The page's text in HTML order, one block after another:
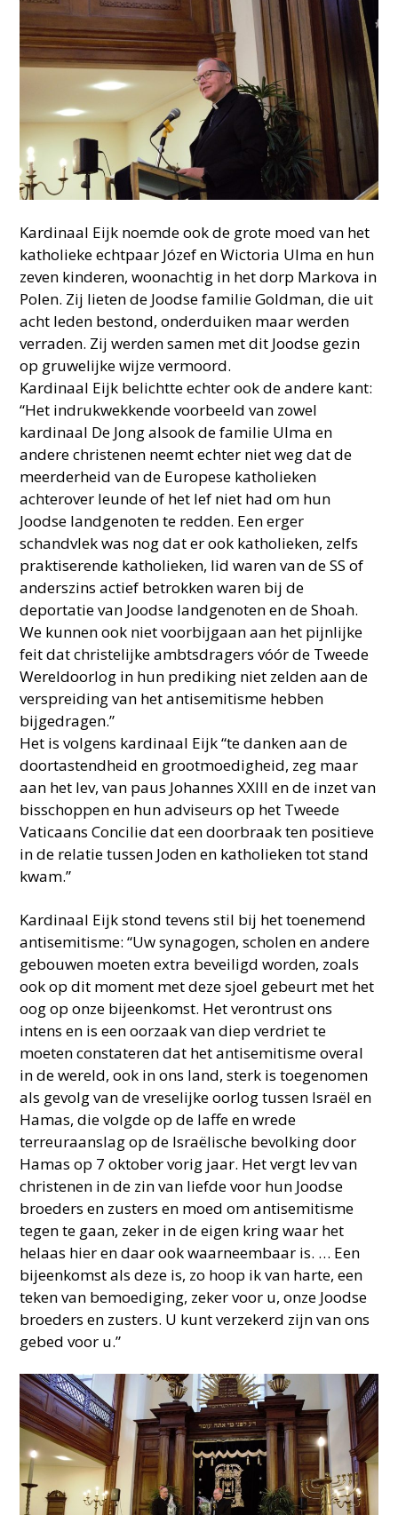
Kardinaal Eijk noemde ook de grote moed van het
katholieke echtpaar Józef en Wictoria Ulma en hun
zeven kinderen, woonachtig in het dorp Markova in
Polen. Zij lieten de Joodse familie Goldman, die uit
acht leden bestond, onderduiken maar werden
verraden. Zij werden samen met dit Joodse gezin
op gruwelijke wijze vermoord.
Kardinaal Eijk belichtte echter ook de andere kant:
“Het indrukwekkende voorbeeld van zowel
kardinaal De Jong alsook de familie Ulma en
andere christenen neemt echter niet weg dat de
meerderheid van de Europese katholieken
achterover leunde of het lef niet had om hun
Joodse landgenoten te redden. Een erger
schandvlek was nog dat er ook katholieken, zelfs
praktiserende katholieken, lid waren van de SS of
anderszins actief betrokken waren bij de
deportatie van Joodse landgenoten en de Shoah.
We kunnen ook niet voorbijgaan aan het pijnlijke
feit dat christelijke ambtsdragers vóór de Tweede
Wereldoorlog in hun prediking niet zelden aan de
verspreiding van het antisemitisme hebben
bijgedragen.”
Het is volgens kardinaal Eijk “te danken aan de
doortastendheid en grootmoedigheid, zeg maar
aan het lev, van paus Johannes XXIII en de inzet van
bisschoppen en hun adviseurs op het Tweede
Vaticaans Concilie dat een doorbraak ten positieve
in de relatie tussen Joden en katholieken tot stand
kwam.”
Kardinaal Eijk stond tevens stil bij het toenemend
antisemitisme: “Uw synagogen, scholen en andere
gebouwen moeten extra beveiligd worden, zoals
ook op dit moment met deze sjoel gebeurt met het
oog op onze bijeenkomst. Het verontrust ons
intens en is een oorzaak van diep verdriet te
moeten constateren dat het antisemitisme overal
in de wereld, ook in ons land, sterk is toegenomen
als gevolg van de vreselijke oorlog tussen Israël en
Hamas, die volgde op de laffe en wrede
terreuraanslag op de Israëlische bevolking door
Hamas op 7 oktober vorig jaar. Het vergt lev van
christenen in de zin van liefde voor hun Joodse
broeders en zusters en moed om antisemitisme
tegen te gaan, zeker in de eigen kring waar het
helaas hier en daar ook waarneembaar is. … Een
bijeenkomst als deze is, zo hoop ik van harte, een
teken van bemoediging, zeker voor u, onze Joodse
broeders en zusters. U kunt verzekerd zijn van ons
gebed voor u.”